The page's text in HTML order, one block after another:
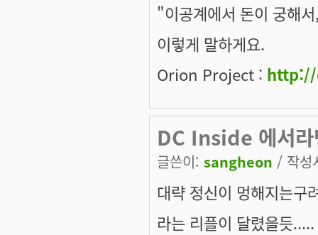
"이공계에서 돈이 궁해
이렇게 말하게요.
Orion Project :
DC Inside 에서
글쓴이: sangheon / 작성
대략 정신이 멍해지는구
라는 리플이 달렸을듯